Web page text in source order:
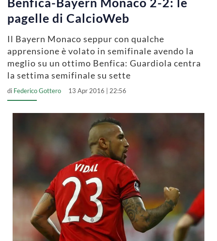
pagelle di CalcioWeb
Il Bayern Monaco seppur con qualche
apprensione è volato in semifinale avendo la
meglio su un ottimo Benfica: Guardiola centra
la settima semifinale su sette
di Federico Gottero 13 Apr 2016 | 22:56